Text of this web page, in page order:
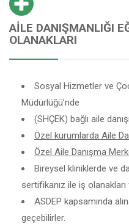
AILE DANIŞMANLIĞI
OLANAKLARI
Sosyal Hizmetler ve
Müdürlüğü’nde
(SHÇEK) bağlı aile
Özel kurumlarda Aile
Özel Aile Danışma
Bireysel kliniklerde ve
sertifikanız ile iş olanakları
ASDEP kapsamında
geçebilirler.